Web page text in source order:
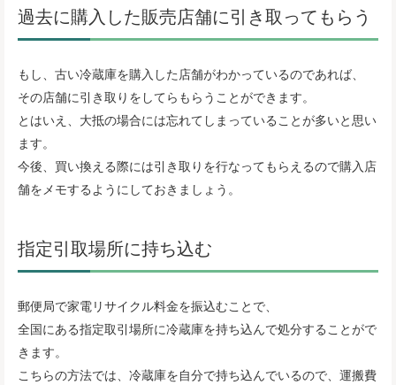
過去に購入した販売店舗に引き取ってもらう
もし、古い冷蔵庫を購入した店舗がわかっているのであれば、
その店舗に引き取りをしてらもらうことができます。
とはいえ、大抵の場合には忘れてしまっていることが多いと思い
ます。
今後、買い換える際には引き取りを行なってもらえるので購入店
舗をメモするようにしておきましょう。
指定引取場所に持ち込む
郵便局で家電リサイクル料金を振込むことで、
全国にある指定取引場所に冷蔵庫を持ち込んで処分することがで
きます。
こちらの方法では、冷蔵庫を自分で持ち込んでいるので、運搬費